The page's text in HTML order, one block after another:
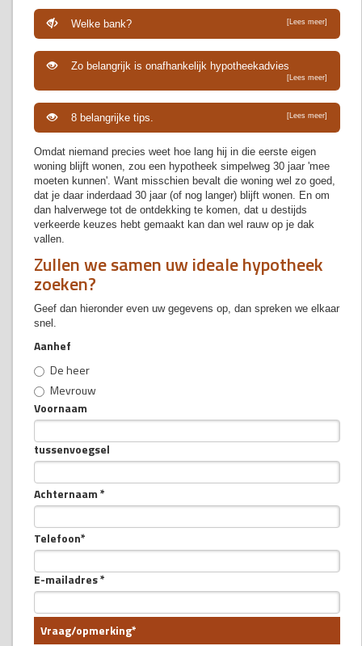
Welke bank? [Lees meer]
Zo belangrijk is onafhankelijk hypotheekadvies
[Lees meer]
8 belangrijke tips. [Lees meer]
Omdat niemand precies weet hoe lang hij in die eerste eigen
woning blijft wonen, zou een hypotheek simpelweg 30 jaar 'mee
moeten kunnen'. Want misschien bevalt die woning wel zo goed,
dat je daar inderdaad 30 jaar (of nog langer) blijft wonen. En om
dan halverwege tot de ontdekking te komen, dat u destijds
verkeerde keuzes hebt gemaakt kan dan wel rauw op je dak
vallen.
Zullen we samen uw ideale hypotheek
zoeken?
Geef dan hieronder even uw gegevens op, dan spreken we elkaar
snel.
Aanhef
De heer
Mevrouw
Voornaam
tussenvoegsel
Achternaam *
Telefoon*
E-mailadres *
Vraag/opmerking*